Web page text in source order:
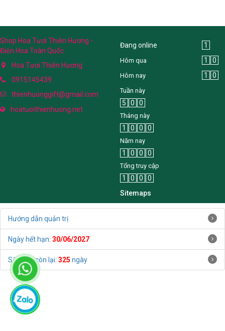
Shop Hoa Tươi Thiên Hương -
Điện Hoa Toàn Quốc
Hoa Tươi Thiên Hương
0915145439
thienhuonggift@gmail.com
hoatuoithienhuong.net
Đang online 1
Hôm qua 1 0
Hôm nay 1 0
Tuần này
5 0 0
Tháng này
1 0 0 0
Năm nay
1 0 0 0
Tổng truy cập
1 0 0
0
Sitemaps
Hướng dẫn quản trị
Ngày hết hạn: 30/06/2027
Số ngày còn lại: 325 ngày